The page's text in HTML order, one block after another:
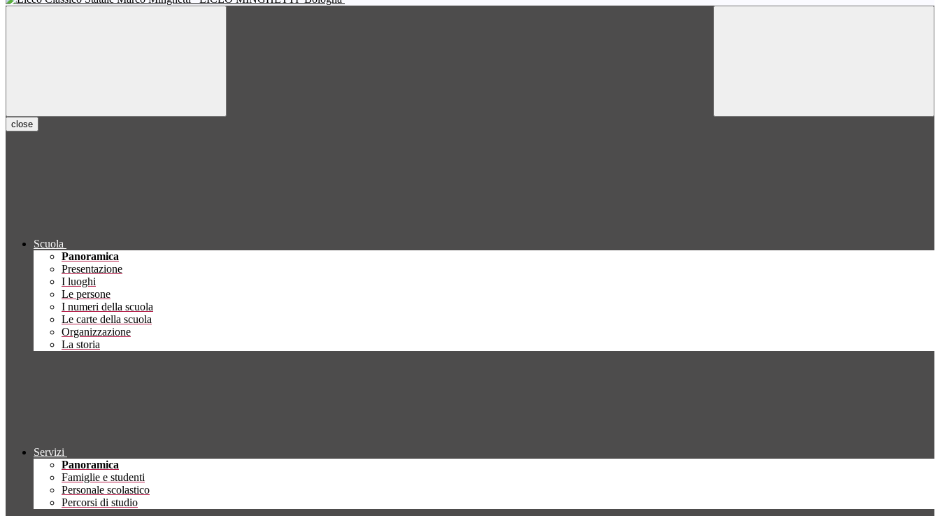
close
Scuola
Panoramica
Presentazione
I luoghi
Le persone
I numeri della scuola
Le carte della scuola
Organizzazione
La storia
Servizi
Panoramica
Famiglie e studenti
Personale scolastico
Percorsi di studio